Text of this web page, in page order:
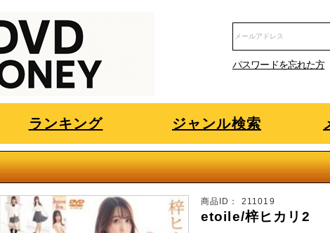
パスワードを忘れた方
ランキング ジャンル検索
商品ID： 211019
etoile/梓ヒカリ2